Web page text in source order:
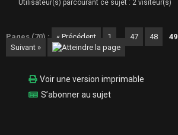
Utilisateur(s) parcourant ce sujet : 2 visiteur(s)
Pages (70) : « Précédent 1 … 47 48 49
Suivant »
Voir une version imprimable
S’abonner au sujet